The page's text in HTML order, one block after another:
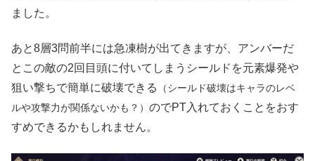
ました。
あと8層3問前半には急凍樹が出てきますが、アンバーだ
とこの敵の2回目頭に付いてしまうシールドを元素爆発や
狙い撃ちで簡単に破壊できる
（シールド破壊はキャラのレベ
ルや攻撃力が関係ないかも？） のでPT入れておくことをおす
すめできるかもしれません。